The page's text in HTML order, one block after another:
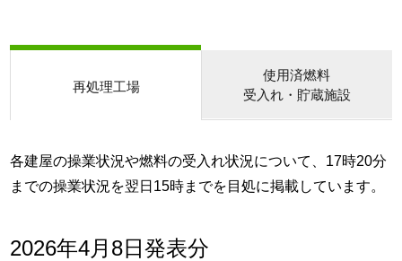
再処理工場
使用済燃料
受入れ・貯蔵施設
各建屋の操業状況や燃料の受入れ状況について、17時20分
までの操業状況を翌日15時までを目処に掲載しています。
2026年4月8日発表分